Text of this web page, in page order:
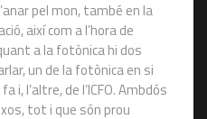
pel mon, també en la
així com a l’hora de
a la fotònica hi dos
un de la fotònica en si
i, l’altre, de l’ICFO. Ambdós
tot i que són prou